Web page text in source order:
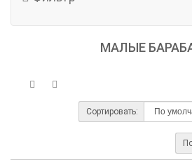
МАЛЫЕ
Сортировать: